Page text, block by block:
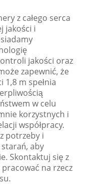
z całego serca
jakości i
jakości oraz
zapewnić, że
1,8 m spełnia
w celu
korzystnych i
współpracy.
potrzeby i
aby
Skontaktuj się z
na rzecz